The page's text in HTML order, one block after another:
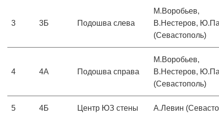
3 3Б Подошва слева
М.Воробьев,
В.Нестеров,
(Севастополь)
4 4А Подошва справа
М.Воробьев,
В.Нестеров,
(Севастополь)
5 4Б Центр ЮЗ стены А.Левин